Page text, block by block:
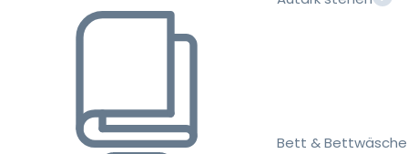
Bett & Bettwäsche